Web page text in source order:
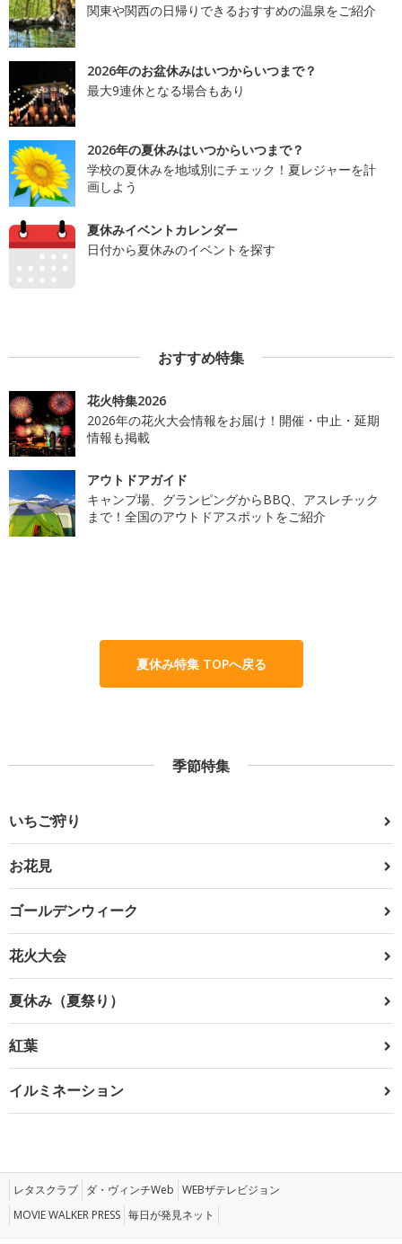
関東や関西の日帰りできるおすすめの温泉をご紹介
2026年のお盆休みはいつからいつまで？
最大9連休となる場合もあり
2026年の夏休みはいつからいつまで？
学校の夏休みを地域別にチェック！夏レジャーを計
画しよう
夏休みイベントカレンダー
日付から夏休みのイベントを探す
おすすめ特集
花火特集2026
2026年の花火大会情報をお届け！開催・中止・延期
情報も掲載
アウトドアガイド
キャンプ場、グランピングからBBQ、アスレチック
まで！全国のアウトドアスポットをご紹介
夏休み特集 TOPへ戻る
季節特集
いちご狩り
お花見
ゴールデンウィーク
花火大会
夏休み（夏祭り）
紅葉
イルミネーション
レタスクラブ ダ・ヴィンチWeb WEBザテレビジョン
MOVIE WALKER PRESS 毎日が発見ネット